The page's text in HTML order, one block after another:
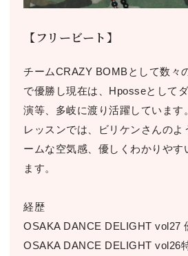
【フリービート】
チームCRAZY BOMBとして数々
で優勝し現在は、Hposseとして
演等、多岐に渡り活躍しています。
レッスンでは、ビリケンさんのよ
ームな空気感、優しくわかりやす
ます。
経歴
OSAKA DANCE DELIGHT vol27
OSAKA DANCE DELIGHT vol26